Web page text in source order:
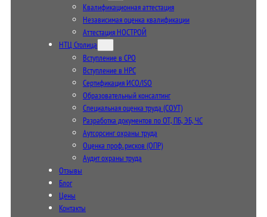
Квалификационная аттестация
Независимая оценка квалификации
Аттестация НОСТРОЙ
НТЦ Столица
Вступление в СРО
Вступление в НРС
Сертификация ИСО/ISO
Образовательный консалтинг
Специальная оценка труда (СОУТ)
Разработка документов по ОТ, ПБ, ЭБ, ЧС
Аутсорсинг охраны труда
Оценка проф. рисков (ОПР)
Аудит охраны труда
Отзывы
Блог
Цены
Контакты